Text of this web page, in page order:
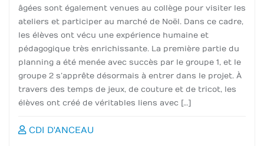
âgées sont également venues au collège pour visiter les
ateliers et participer au marché de Noël. Dans ce cadre,
les élèves ont vécu une expérience humaine et
pédagogique très enrichissante. La première partie du
planning a été menée avec succès par le groupe 1, et le
groupe 2 s’apprête désormais à entrer dans le projet. À
travers des temps de jeux, de couture et de tricot, les
élèves ont créé de véritables liens avec […]
CDI D'ANCEAU